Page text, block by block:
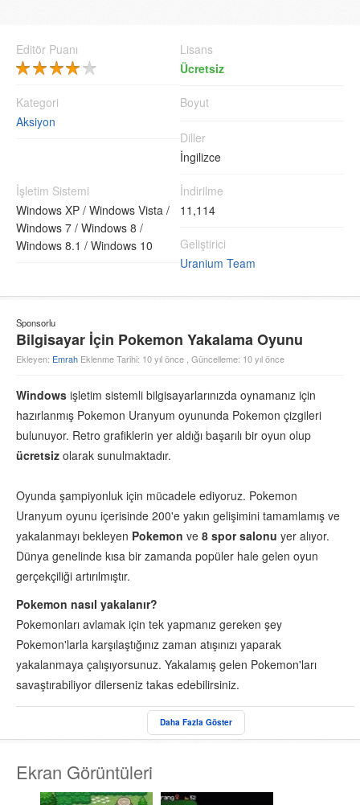
Editör Puanı
Lisans
Ücretsiz
Kategori
Aksiyon
Boyut
Diller
İngilizce
İşletim Sistemi
Windows XP / Windows Vista /
Windows 7 / Windows 8 /
Windows 8.1 / Windows 10
İndirilme
11,114
Geliştirici
Uranium Team
Sponsorlu
Bilgisayar İçin Pokemon Yakalama Oyunu
Ekleyen: Emrah Eklenme Tarihi: 10 yıl önce , Güncelleme: 10 yıl önce
Daha Fazla Göster
Windows işletim sistemli bilgisayarlarınızda oynamanız için
hazırlanmış Pokemon Uranyum oyununda Pokemon çizgileri
bulunuyor. Retro grafiklerin yer aldığı başarılı bir oyun olup
ücretsiz olarak sunulmaktadır.
Oyunda şampiyonluk için mücadele ediyoruz. Pokemon
Uranyum oyunu içerisinde 200'e yakın gelişimini tamamlamış ve
yakalanmayı bekleyen Pokemon ve 8 spor salonu yer alıyor.
Dünya genelinde kısa bir zamanda popüler hale gelen oyun
gerçekçiliği artırılmıştır.
Pokemon nasıl yakalanır?
Pokemonları avlamak için tek yapmanız gereken şey
Pokemon'larla karşılaştığınız zaman atışınızı yaparak
yakalanmaya çalışıyorsunuz. Yakalamış gelen Pokemon'ları
savaştırabiliyor dilerseniz takas edebilirsiniz.
Oyun özellikle gezmekten enerji bulamayan artık bu macerayı
bilgisayar ortamına getirmek isteyen kullanıcıların seveceğine
Ekran Görüntüleri